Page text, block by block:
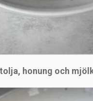
honung och